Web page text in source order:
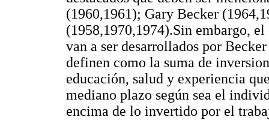
(1960,1961); Gary Becker
(1958,1970,1974).Sin embargo,
van a ser desarrollados por
definen como la suma de
educación, salud y experiencia
mediano plazo según sea el
encima de lo invertido por el